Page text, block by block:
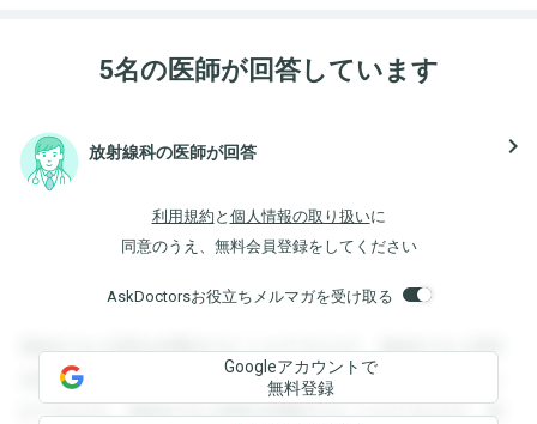
5名の医師が回答しています
放射線科の医師が回答 navigate_next
利用規約 と 個人情報の取り扱いに
同意のうえ、無料会員登録をしてください
AskDoctorsお役立ちメルマガを受け取る
登録すると回答を閲覧することができます。登録すると回答
を閲覧することができます。登録すると回答を閲覧すること
ができます。登録すると回答を閲覧することができます。登
Googleアカウントで
無料登録